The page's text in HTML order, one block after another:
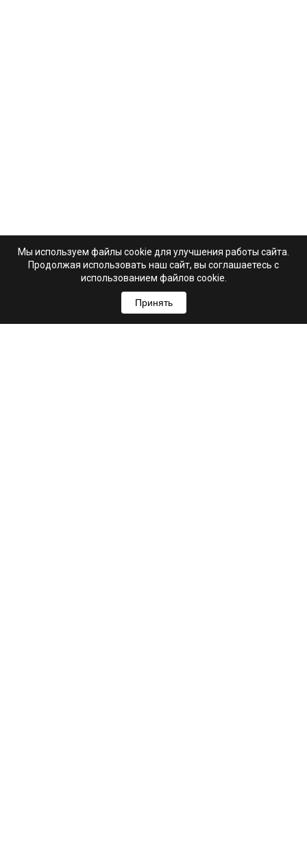
Мы используем файлы cookie для улучшения работы сайта.
Продолжая использовать наш сайт, вы соглашаетесь с
использованием файлов cookie.
Принять